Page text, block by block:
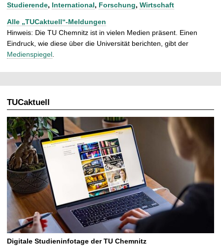
Studierende, International, Forschung, Wirtschaft
Alle „TUCaktuell“-Meldungen
Hinweis: Die TU Chemnitz ist in vielen Medien präsent. Einen
Eindruck, wie diese über die Universität berichten, gibt der
Medienspiegel
TUCaktuell
Digitale Studieninfotage der TU Chemnitz